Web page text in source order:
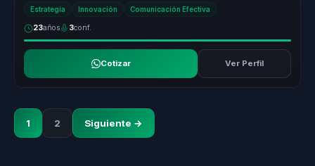
Estrategia Innovación Comunicación Efectiva
23años 3conf.
Cotizar Ver Perfil
1 2 Siguiente →